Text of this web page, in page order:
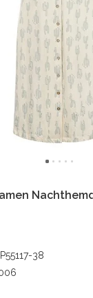
P55117-38